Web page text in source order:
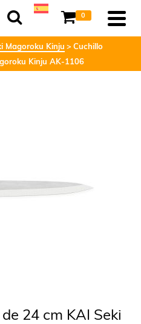
0
Magoroku Kinju
Cuchillo
Kinju AK-1106
24 cm KAI Seki